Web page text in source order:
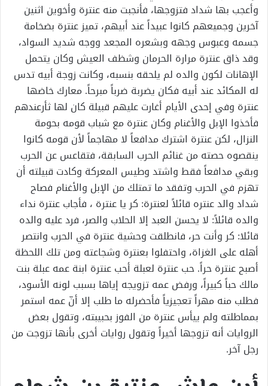
وأعجب بها شداد فتزوجها، فأنجبت منه عنترة وأخوين اثنين
آخرين وجميعهم كانوا عبيداً عند أبيهم، تميز عنترة بضخامة
جسمه وعبوس وجهه وبشعره المجعد ووجه شديد السواد،
وقد ذاق عنترة مرارة الحرمان وشظف العيش وكان يتحمل
الإهانات لكون والده لم يلحقه بنسبه، وكانت زوجة أبيه تدس
له المكائد عند أبيه فكان يضربة ضرباً مبرحاً. معارك خاضها
عنترة وفي إحدى الأيام أغارت عليهم قبيلة كان لها ثأرعندهم
فأخذوا الإبل والأغنام وكان عنترة مع شباب قومه بحومة
النزال، لكن عنترة اشترك مدافعاً لا مهاجماً لأن قومه كانوا
ينقصوه حصته من غنائم الحرب السابقة، فتقاعس عن الحرب
وبقي مدافعاً فقط واشتد وطيس المعركة وكادت قبيلته أن
تهزم في الحرب وتفقد ما تمتلك من الإبل والأغنام فصاح
شداد والد عنتره قائلاً لعنترة: كر يا عنترة ، فأجاب عنترة نداء
والده قائلاً: لا يحسن العبد إلا الحلاب والصر، فرد عليه والده
قائلا: كر وأنت حر، فانطلقت وحشية عنترة في الحرب وانتصر
أهله على الغزاة، واحتفلوا بعنترة وشجاعته ومن تلك اللحظة
أصبح عنترة حراً. حب عنترة لعبلة أحب عنترة ابنة عمه عبلة بنت
مالك حباً كبيراً، ورفض عمه تزويجه إياها بسبب لونه الأسود،
فطلب منه مهراً تعجيزياً فأحضرله ما طلب إلا أنّ عمه استمر
بمماطلته ولم ييأس عنترة من الفوز بحبيبته، وتقول بعض
الروايات أنه تزوجها أخيراً وتقول روايات أخرى بأنها تزوجت من
رجل آخر.